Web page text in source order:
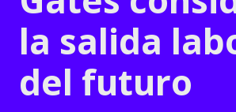
la salida
del futuro